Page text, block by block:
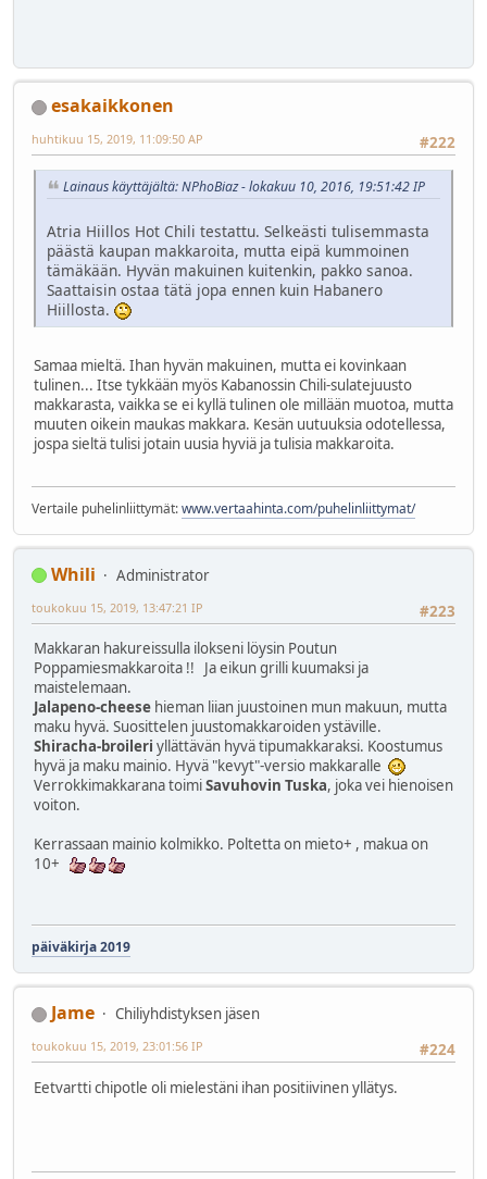
esakaikkonen
#222
huhtikuu 15, 2019, 11:09:50 AP
Lainaus käyttäjältä: NPhoBiaz - lokakuu 10, 2016, 19:51:42 IP
Atria Hiillos Hot Chili testattu. Selkeästi tulisemmasta
päästä kaupan makkaroita, mutta eipä kummoinen
tämäkään. Hyvän makuinen kuitenkin, pakko sanoa.
Saattaisin ostaa tätä jopa ennen kuin Habanero
Hiillosta.
Samaa mieltä. Ihan hyvän makuinen, mutta ei kovinkaan
tulinen... Itse tykkään myös Kabanossin Chili-sulatejuusto
makkarasta, vaikka se ei kyllä tulinen ole millään muotoa, mutta
muuten oikein maukas makkara. Kesän uutuuksia odotellessa,
jospa sieltä tulisi jotain uusia hyviä ja tulisia makkaroita.
Vertaile puhelinliittymät:www.vertaahinta.com/puhelinliittymat/
Whili
Administrator
#223
toukokuu 15, 2019, 13:47:21 IP
Makkaran hakureissulla ilokseni löysin Poutun
Poppamiesmakkaroita !! Ja eikun grilli kuumaksi ja
maistelemaan.
Jalapeno-cheese hieman liian juustoinen mun makuun, mutta
maku hyvä. Suosittelen juustomakkaroiden ystäville.
Shiracha-broileri yllättävän hyvä tipumakkaraksi. Koostumus
hyvä ja maku mainio. Hyvä "kevyt"-versio makkaralle
Verrokkimakkarana toimiSavuhovin Tuska, joka vei hienoisen
voiton.
Kerrassaan mainio kolmikko. Poltetta on mieto+ , makua on
10+
päiväkirja 2019
Jame
Chiliyhdistyksen jäsen
#224
toukokuu 15, 2019, 23:01:56 IP
Eetvartti chipotle oli mielestäni ihan positiivinen yllätys.